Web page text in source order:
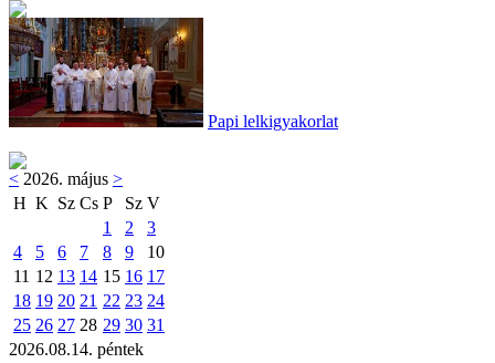
Papi lelkigyakorlat
< 2026. május >
H K Sz Cs P Sz V
1
2
3
4
5 6 7 8 9
10
11 12 13 14 15 16 17
18 19 20 21 22 23 24
25 26 27 28 29 30 31
2026.08.14. péntek